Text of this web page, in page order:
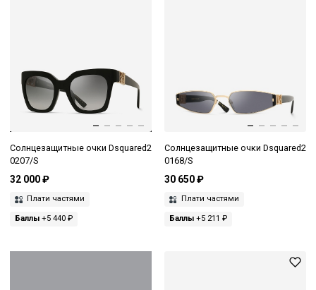
Солнцезащитные очки Dsquared2
0207/S
32 000 ₽
Плати частями
Баллы +5 440 ₽
Солнцезащитные очки Dsquared2
0168/S
30 650 ₽
Плати частями
Баллы+5 211 ₽